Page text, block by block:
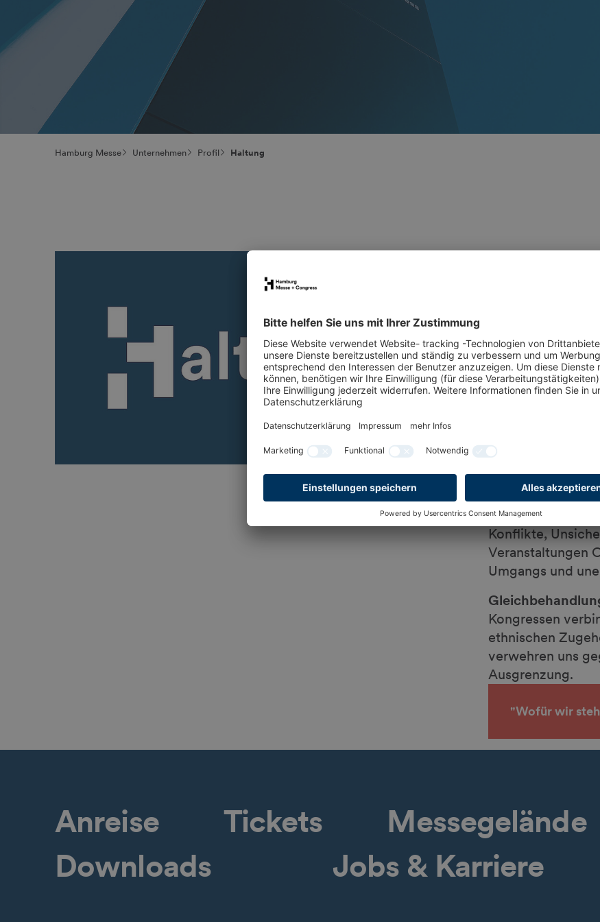
Hamburg Messe Unternehmen Profil Haltung
Politische
Neutralität und
Geschäft dient
diese auf
Demokratie
Kongressen
zusammen und
ausstellender
Garant für die
ein erfolgreiches
Kultur des
Konflikte,
Veranstaltungen
Umgangs und
Kongressen
ethnischen
verwehren uns
Ausgrenzung.
"Wofür wir
Anreise Tickets Messegelände
Downloads
Jobs & Karriere